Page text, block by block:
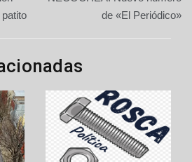
de «El Periódico»